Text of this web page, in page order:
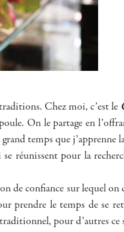
Chez moi, c’est le
On le partage en
temps que j’apprenne
réunissent pour la
de confiance sur lequel
prendre le temps de se
pour d’autres ce